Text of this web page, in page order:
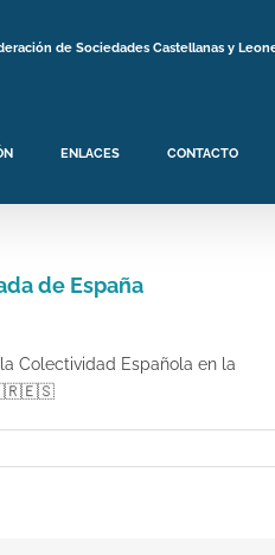
ENLACES CONTACTO
de España
Colectividad Española en la
🇪🇸